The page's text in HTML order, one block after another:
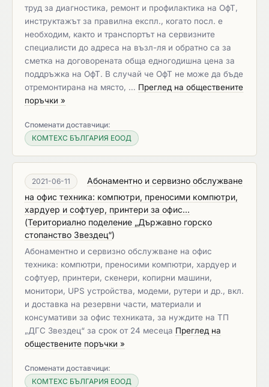
труд за диагностика, ремонт и профилактика на ОфТ,
инструктажът за правилна експл., когато посл. е
необходим, както и транспортът на сервизните
специалисти до адреса на възл-ля и обратно са за
сметка на договорената обща едногодишна цена за
поддръжка на ОфТ. В случай че ОфТ не може да бъде
отремонтирана на място, … Преглед на обществените
поръчки »
Споменати доставчици:
КОМТЕХС БЪЛГАРИЯ ЕООД
2021-06-11
Абонаментно и сервизно обслужване
на офис техника: компютри, преносими компютри,
хардуер и софтуер, принтери за офис...
(Териториално поделение „Държавно горско
стопанство Звездец“)
Абонаментно и сервизно обслужване на офис
техника: компютри, преносими компютри, хардуер и
софтуер, принтери, скенери, копирни машини,
монитори, UPS устройства, модеми, рутери и др., вкл.
и доставка на резервни части, материали и
консумативи за офис техниката, за нуждите на ТП
„ДГС Звездец“ за срок от 24 месеца Преглед на
обществените поръчки »
Споменати доставчици:
КОМТЕХС БЪЛГАРИЯ ЕООД